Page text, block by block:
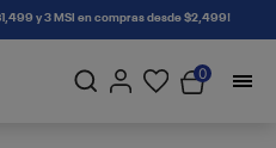
y 3 MSI en compras desde $2,499!
0